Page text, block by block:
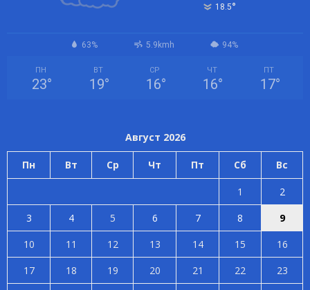
18.5°
63% 5.9kmh 94%
ПН
23°
ВТ
19°
СР
16°
ЧТ
16°
ПТ
17°
Август 2026
Пн Вт Ср Чт Пт Сб Вс
1
2
3
4 5 6 7 8
9
10
11 12 13 14 15
16
17
18 19 20 21 22 23